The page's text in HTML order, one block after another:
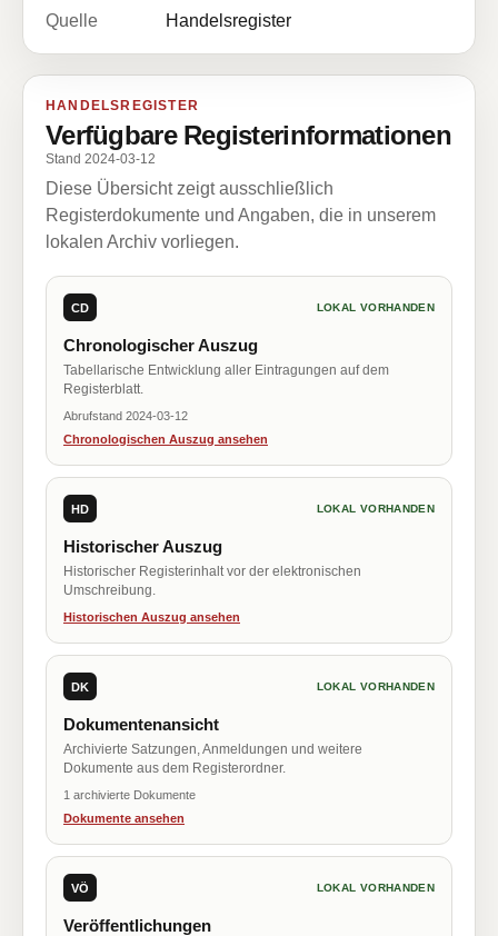
Quelle
Handelsregister
HANDELSREGISTER
Verfügbare Registerinformationen
Stand 2024-03-12
Diese Übersicht zeigt ausschließlich
Registerdokumente und Angaben, die in unserem
lokalen Archiv vorliegen.
CD LOKAL VORHANDEN
Chronologischer Auszug
Tabellarische Entwicklung aller Eintragungen auf dem
Registerblatt.
Abrufstand 2024-03-12
Chronologischen Auszug ansehen
HD LOKAL VORHANDEN
Historischer Auszug
Historischer Registerinhalt vor der elektronischen
Umschreibung.
Historischen Auszug ansehen
DK LOKAL VORHANDEN
Dokumentenansicht
Archivierte Satzungen, Anmeldungen und weitere
Dokumente aus dem Registerordner.
1 archivierte Dokumente
Dokumente ansehen
VÖ LOKAL VORHANDEN
Veröffentlichungen